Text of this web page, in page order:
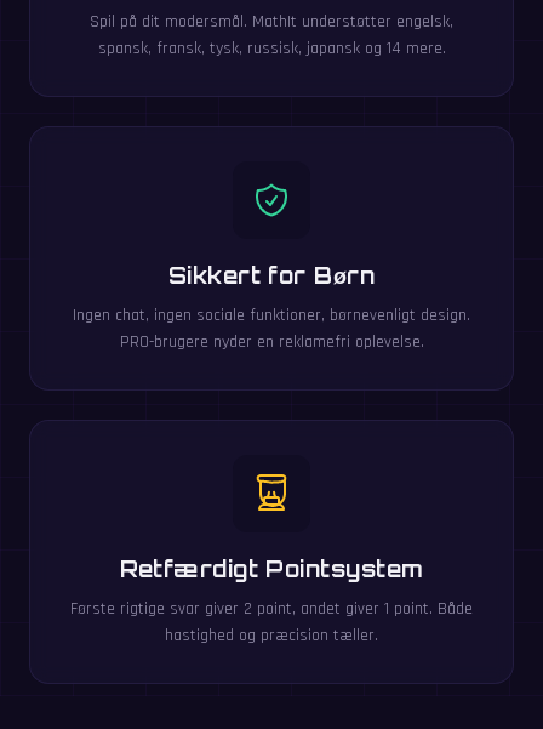
Spil på dit modersmål. MathIt understøtter engelsk,
spansk, fransk, tysk, russisk, japansk og 14 mere.
Sikkert for Børn
Ingen chat, ingen sociale funktioner, børnevenligt design.
PRO-brugere nyder en reklamefri oplevelse.
Retfærdigt Pointsystem
Første rigtige svar giver 2 point, andet giver 1 point. Både
hastighed og præcision tæller.